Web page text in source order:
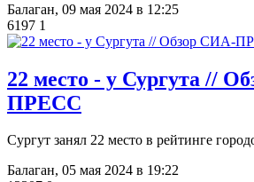
Балаган, 09 мая 2024 в 12:25
6197 1
​22 место - у Сургута //
ПРЕСС
Сургут занял 22 место в рейтинге
Балаган, 05 мая 2024 в 19:22